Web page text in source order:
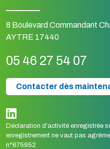
8 Boulevard Commandant
AYTRE 17440
05 46 27 54 07
Contacter dès
Déclaration d’activité enregistrée
enregistrement ne vaut pas
n°675952